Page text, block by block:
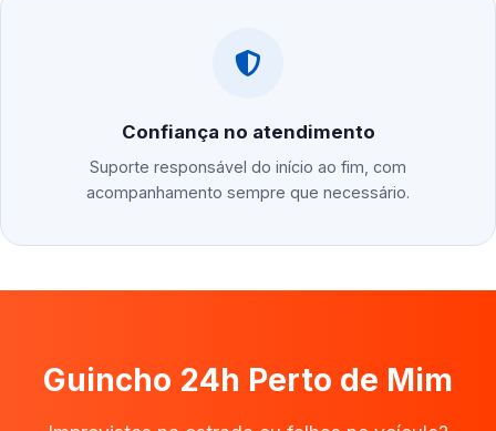
Confiança no atendimento
Suporte responsável do início ao fim, com
acompanhamento sempre que necessário.
Guincho 24h Perto de Mim